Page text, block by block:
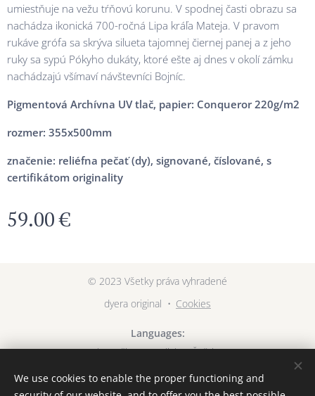
umiestňuje na vežu tŕňovú korunu. V spodnej časti obrazu sa
nachádza ikonická 700-ročná Lipa kráľa Mateja. V pravom
rukáve grófa sa skrýva silueta tajomnej čiernej panej a z jeho
ruky sa sypú Pókyho dukáty, ktoré ešte aj dnes v okolí zámku
nachádzajú všímaví návštevníci Bojníc.
Pigmentová Archívna UV tlač, papier: Conqueror 220g/m2
rozmer: 355x500mm
značenie: reliéfna pečať (dy), signované, číslované, s
certifikátom originality
59.00€
© 2023 Všetky práva vyhradené
dyera original
Cookies
Languages
Slovenčina
English
Čeština
Currency
We use cookies to enable the proper functioning and